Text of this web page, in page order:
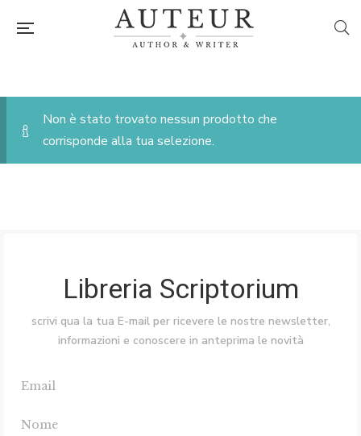
Non è stato trovato nessun prodotto che
corrisponde alla tua selezione.
Libreria Scriptorium
scrivi qua la tua E-mail per ricevere le nostre newsletter,
informazioni e conoscere in anteprima le novità